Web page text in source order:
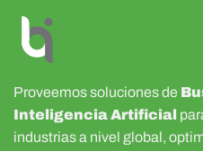
Proveemos soluciones de
Inteligencia Artificial
industrias a nivel global,